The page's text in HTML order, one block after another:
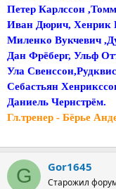
Петер Карлссон
Иван Дюрич, Хенрик
Миленко Вукчевич
Дан Фрёберг, Ульф
Ула
Себастьян
Даниель Чернстрём.
Гл.тренер - Бёрье
G Gor1645
Старожил